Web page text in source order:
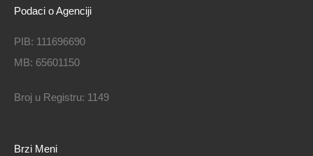
Podaci o Agenciji
PIB: 111696690
MB: 65601150
Broj u Registru: 1149
Brzi Meni